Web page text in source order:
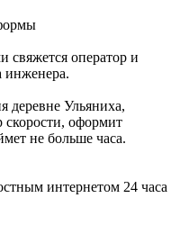
свяжется оператор и
инженера.
деревне Ульяниха,
скорости, оформит
не больше часа.
интернетом 24 часа